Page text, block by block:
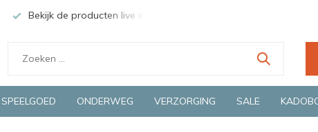
Bekijk de producten live in onze winkel in Deventer
SPEELGOED ONDERWEG VERZORGING SALE